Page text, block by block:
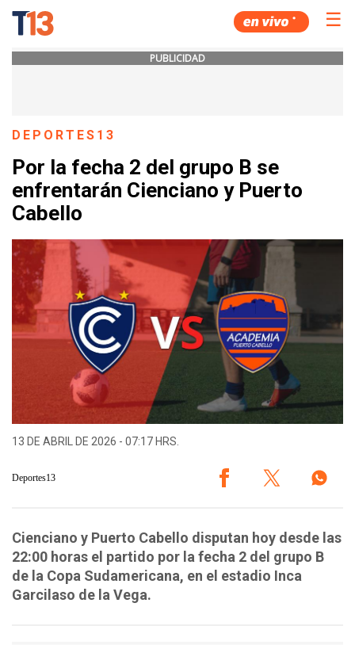
☰
PUBLICIDAD
DEPORTES13
Por la fecha 2 del grupo B se
enfrentarán Cienciano y Puerto
Cabello
13 DE ABRIL DE 2026 - 07:17 HRS.
Deportes13
Cienciano y Puerto Cabello disputan hoy desde las
22:00 horas el partido por la fecha 2 del grupo B
de la Copa Sudamericana, en el estadio Inca
Garcilaso de la Vega.